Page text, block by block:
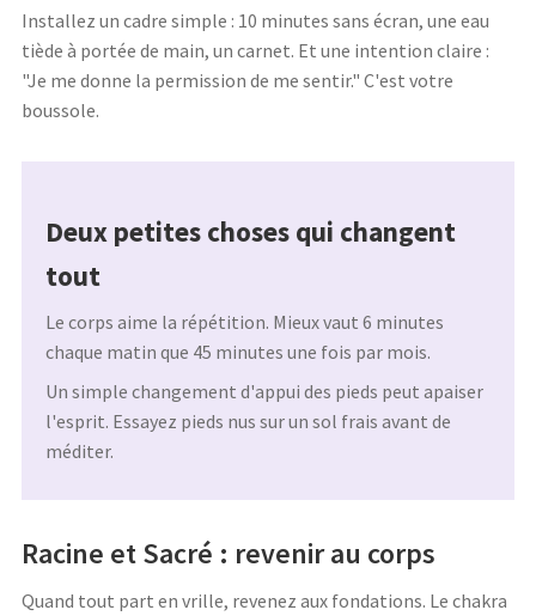
Installez un cadre simple : 10 minutes sans écran, une eau
tiède à portée de main, un carnet. Et une intention claire :
"Je me donne la permission de me sentir." C'est votre
boussole.
Deux petites choses qui changent
tout
Le corps aime la répétition. Mieux vaut 6 minutes
chaque matin que 45 minutes une fois par mois.
Un simple changement d'appui des pieds peut apaiser
l'esprit. Essayez pieds nus sur un sol frais avant de
méditer.
Racine et Sacré : revenir au corps
Quand tout part en vrille, revenez aux fondations. Le chakra